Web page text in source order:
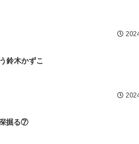
鈴木かずこ
掘る⑦